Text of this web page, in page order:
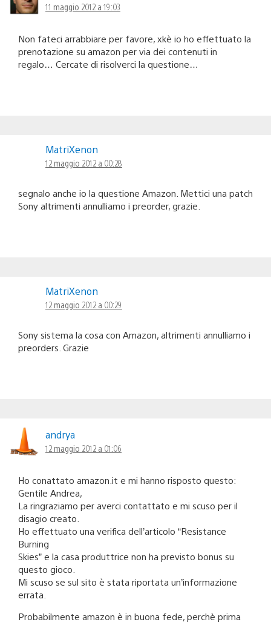
11 maggio 2012 a 19:03
Non fateci arrabbiare per favore, xkè io ho effettuato la
prenotazione su amazon per via dei contenuti in
regalo… Cercate di risolverci la questione…
MatriXenon
12 maggio 2012 a 00:28
segnalo anche io la questione Amazon. Mettici una patch
Sony altrimenti annulliamo i preorder, grazie.
MatriXenon
12 maggio 2012 a 00:29
Sony sistema la cosa con Amazon, altrimenti annulliamo i
preorders. Grazie
andrya
12 maggio 2012 a 01:06
Ho conattato amazon.it e mi hanno risposto questo:
Gentile Andrea,
La ringraziamo per averci contattato e mi scuso per il
disagio creato.
Ho effettuato una verifica dell’articolo “Resistance
Burning
Skies” e la casa produttrice non ha previsto bonus su
questo gioco.
Mi scuso se sul sito è stata riportata un’informazione
errata.
Probabilmente amazon è in buona fede, perchè prima